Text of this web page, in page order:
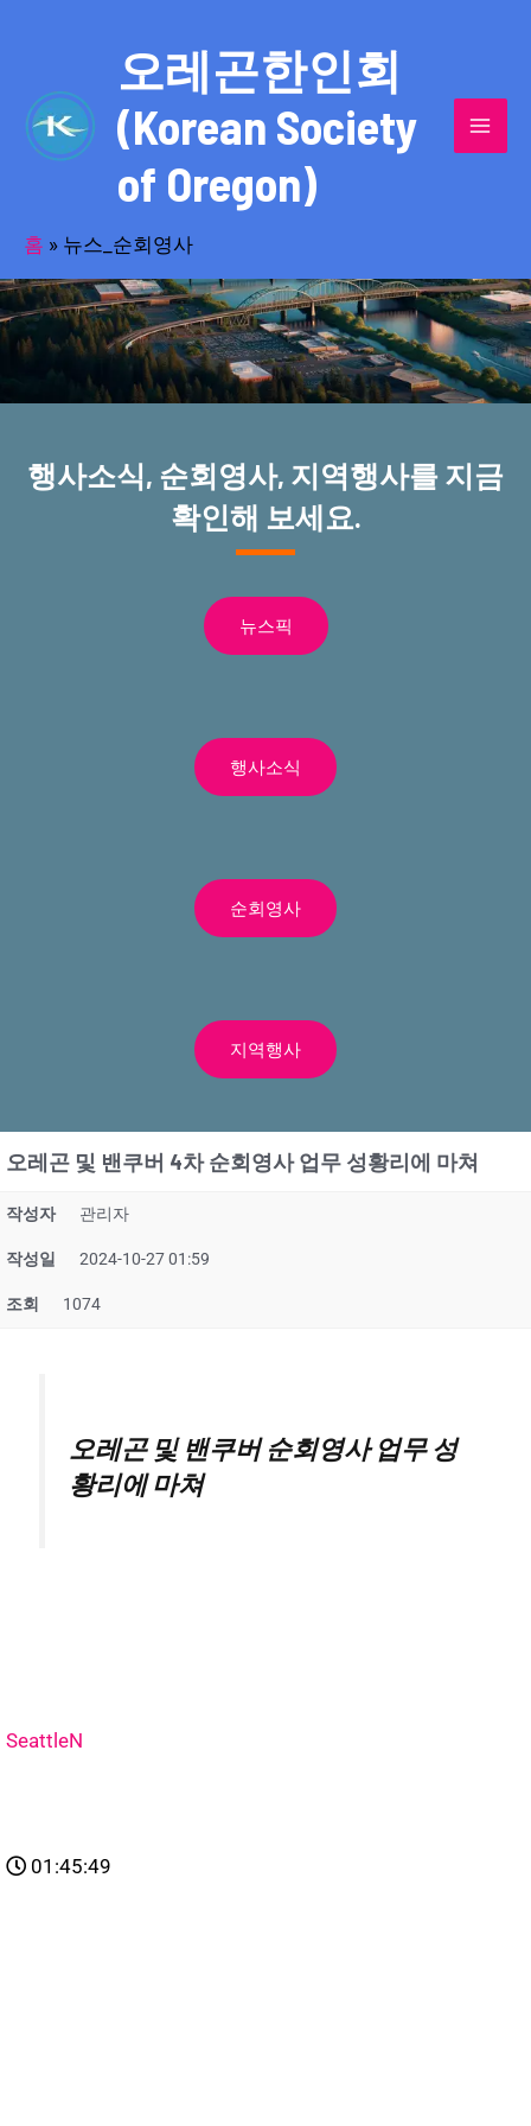
오레곤한인회
(Korean Society
of Oregon)
홈 » 뉴스_순회영사
반세기의 세월을 품고 동포사회를 섬겨온
오레곤한인회!
행사소식, 순회영사, 지역행사를 지금
확인해 보세요.
뉴스픽
행사소식
순회영사
지역행사
오레곤 및 밴쿠버 4차 순회영사 업무 성황리에 마쳐
작성자 관리자
작성일 2024-10-27 01:59
조회 1074
오레곤 및 밴쿠버 순회영사 업무 성
황리에 마쳐
SeattleN
01:45:49